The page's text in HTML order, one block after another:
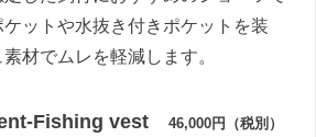
ットや水抜き付きポケットを装
材でムレを軽減します。
Fishing vest 46,000円（税別）